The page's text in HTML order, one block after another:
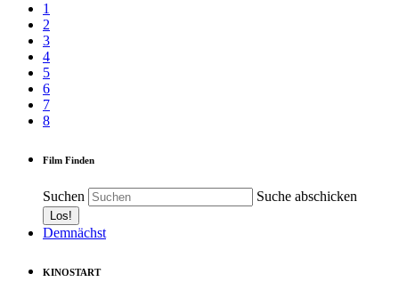
1
2
3
4
5
6
7
8
Film Finden
Suchen Suche abschicken
Demnächst
KINOSTART